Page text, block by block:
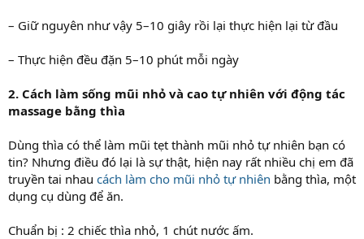
– Giữ nguyên như vậy 5–10 giây rồi lại thực hiện lại từ đầu
– Thực hiện đều đặn 5–10 phút mỗi ngày
2. Cách làm sống mũi nhỏ và cao tự nhiên với động tác
massage bằng thìa
Dùng thìa có thể làm mũi tẹt thành mũi nhỏ tự nhiên bạn có
tin? Nhưng điều đó lại là sự thật, hiện nay rất nhiều chị em đã
truyền tai nhau cách làm cho mũi nhỏ tự nhiên bằng thìa, một
dụng cụ dùng để ăn.
Chuẩn bị : 2 chiếc thìa nhỏ, 1 chút nước ấm.